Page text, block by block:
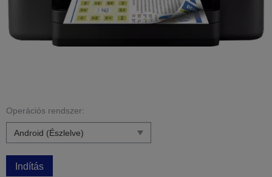
Operációs rendszer:
Indítás